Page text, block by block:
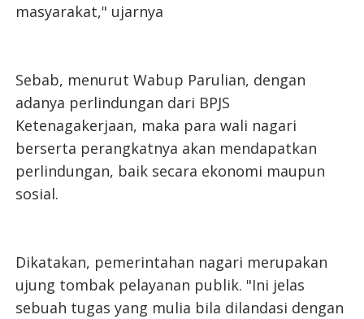
masyarakat," ujarnya
Sebab, menurut Wabup Parulian, dengan
adanya perlindungan dari BPJS
Ketenagakerjaan, maka para wali nagari
berserta perangkatnya akan mendapatkan
perlindungan, baik secara ekonomi maupun
sosial.
Dikatakan, pemerintahan nagari merupakan
ujung tombak pelayanan publik. "Ini jelas
sebuah tugas yang mulia bila dilandasi dengan